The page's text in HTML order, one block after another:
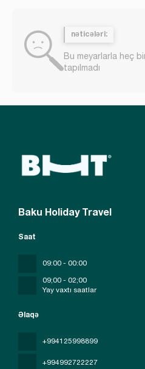
nəticələri:
Bu meyarlarla heç
tapılmadı
Baku Holiday Travel
Əlaqə
+994125998899
+994992722227
Saat
09:00 - 00:00
09;00 - 02;00
Yay vaxtı saatlar